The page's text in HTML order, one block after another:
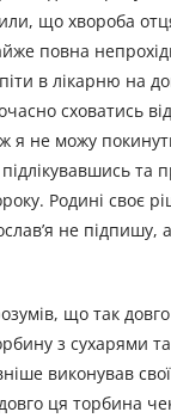
що хвороба
повна
в лікарню на
сховатись
ж я не можу
та
Родині своє
не підпишу,
що так
з сухарями
виконував
ця торбина